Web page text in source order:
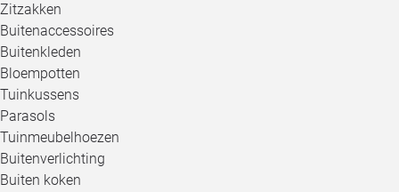
Zitzakken
Buitenaccessoires
Buitenkleden
Bloempotten
Tuinkussens
Parasols
Tuinmeubelhoezen
Buitenverlichting
Buiten koken